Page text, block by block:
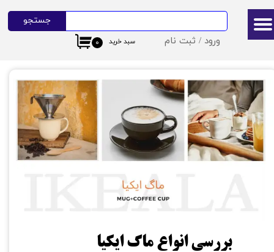
ورود / ثبت نام
حساب کاربری من
سفارشات
خروج از حساب کاربری
جستجو
۰ سبد خرید
بررسی انواع ماگ ایکیا